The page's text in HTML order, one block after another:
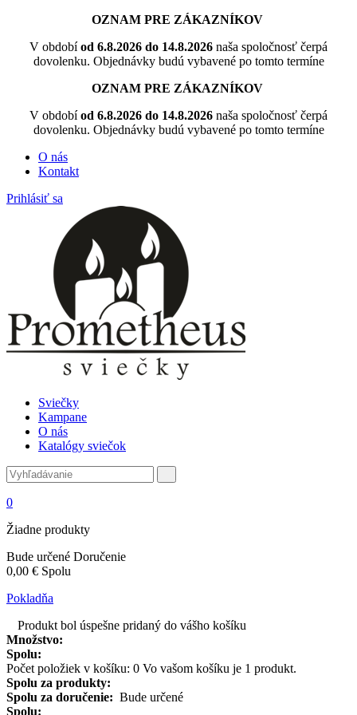
OZNAM PRE ZÁKAZNÍKOV
V obdobíod 6.8.2026 do 14.8.2026 naša spoločnosť čerpá
dovolenku. Objednávky budú vybavené po tomto termíne
OZNAM PRE ZÁKAZNÍKOV
V obdobíod 6.8.2026 do 14.8.2026 naša spoločnosť čerpá
dovolenku. Objednávky budú vybavené po tomto termíne
O nás
Kontakt
Prihlásiť sa
Sviečky
Kampane
O nás
Katalógy sviečok
0
Žiadne produkty
Bude určené Doručenie
0,00 € Spolu
Pokladňa
Produkt bol úspešne pridaný do vášho košíku
Množstvo:
Spolu:
Počet položiek v košíku: 0 Vo vašom košíku je 1 produkt.
Spolu za produkty:
Spolu za doručenie: Bude určené
Spolu: